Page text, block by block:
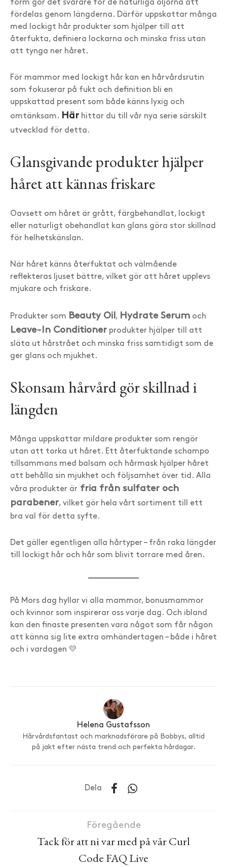
form gör det svårare för de naturliga oljorna att
fördelas genom längderna. Därför uppskattar många
med lockigt hår produkter som hjälper till att
återfukta, definiera lockarna och minska friss utan
att tynga ner håret.
För mammor med lockigt hår kan en hårvårdsrutin
som fokuserar på fukt och definition bli en
uppskattad present som både känns lyxig och
omtänksam. Här hittar du till vår nya serie särskilt
utvecklad för detta.
Glansgivande produkter hjälper
håret att kännas friskare
Oavsett om håret är grått, färgbehandlat, lockigt
eller naturligt obehandlat kan glans göra stor skillnad
för helhetskänslan.
När håret känns återfuktat och välmående
reflekteras ljuset bättre, vilket gör att håret upplevs
mjukare och friskare.
Produkter som Beauty Oil , Hydrate Serum och
Leave-In Conditioner produkter hjälper till att
släta ut hårstrået och minska friss samtidigt som de
ger glans och mjukhet.
Skonsam hårvård gör skillnad i
längden
Många uppskattar mildare produkter som rengör
utan att torka ut håret. Ett återfuktande schampo
tillsammans med balsam och hårmask hjälper håret
att behålla sin mjukhet och följsamhet över tid. Alla
våra produkter är fria från sulfater och
parabener, vilket gör hela vårt sortiment till ett
bra val för detta syfte.
Det gäller egentligen alla hårtyper – från raka längder
till lockigt hår och hår som blivit torrare med åren.
På Mors dag hyllar vi alla mammor, bonusmammor
och kvinnor som inspirerar oss varje dag. Och ibland
kan den finaste presenten vara något som får någon
att känna sig lite extra omhändertagen – både i håret
och i vardagen 💛
Helena Gustafsson
Hårvårdsfantast och marknadsförare på Bobbys, alltid
på jakt efter nästa trend och perfekta hårdagar.
Dela
Föregående
Tack för att ni var med på vår Curl
Code FAQ Live